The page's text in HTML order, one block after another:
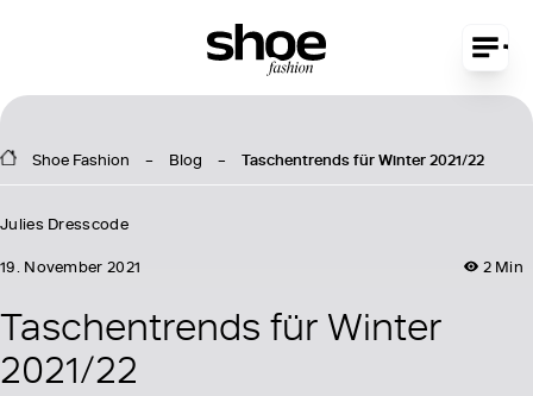
Shoe Fashion Blog Taschentrends für Winter 2021/22
Julies Dresscode
2 Min
19. November 2021
Taschentrends für Winter
2021/22